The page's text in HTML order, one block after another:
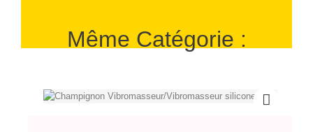
Même Catégorie :